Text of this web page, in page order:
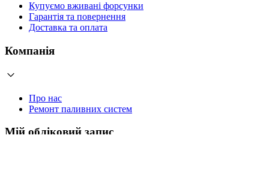
Купуємо вживані форсунки
Гарантія та повернення
Доставка та оплата
Компанія
Про нас
Ремонт паливних систем
Мій обліковий запис